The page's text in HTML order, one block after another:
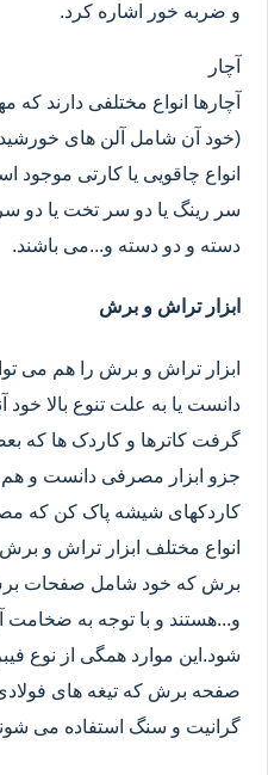
و ضربه خور اشاره کرد.
آچار
آچارها انواع مختلفی دارند که
انواع چاقویی یا کارتی
سر رینگ یا دو سر تخت یا دو
دسته و دو دسته و...می باشند.
ابزار تراش و برش
ابزار تراش و برش را هم می
دانست یا به علت تنوع بالا خود
گرفت کاترها و کاردک ها که
جزو ابزار مصرفی دانست و هم
کاردکهای شیشه پاک کن که
انواع مختلف ابزار تراش و
برش که خود شامل صفحات
و...هستند و با توجه به ضخامت
شود.این موارد همگی از نوع
صفحه برش که تیغه های
گرانیت و سنگ استفاده می